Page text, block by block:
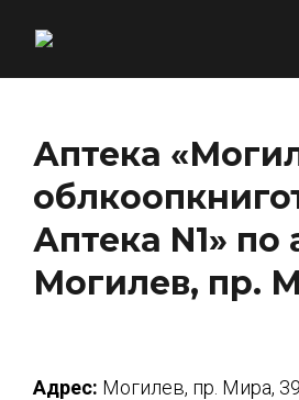
Аптека
Аптека N1» по
Могилев, пр.
Адрес: Могилев, пр. Мира, 39